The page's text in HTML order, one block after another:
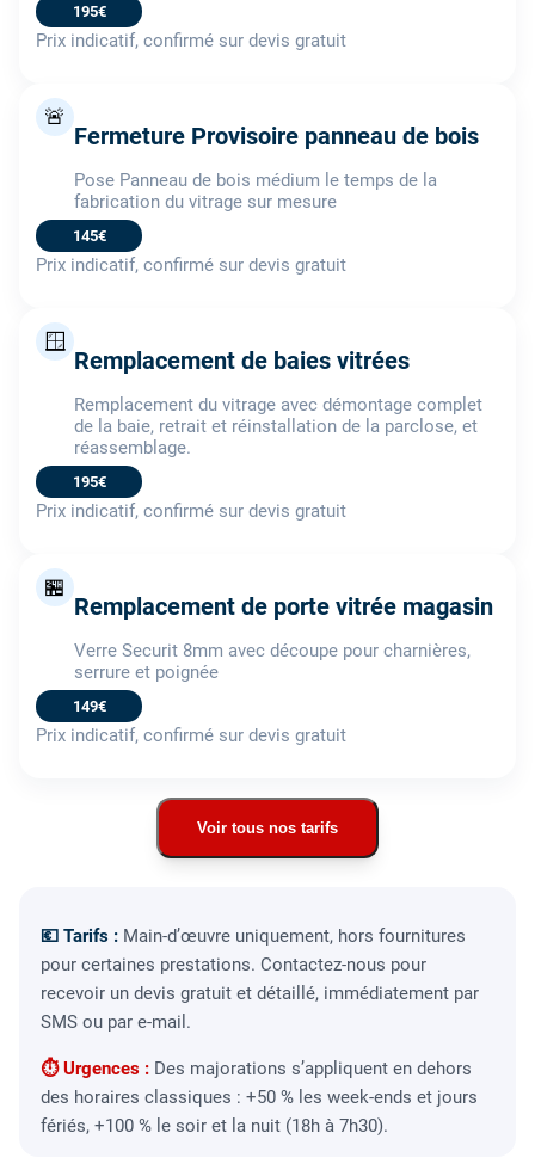
195€
Prix indicatif, confirmé sur devis gratuit
🚨
Fermeture Provisoire panneau de bois
Pose Panneau de bois médium le temps de la
fabrication du vitrage sur mesure
145€
Prix indicatif, confirmé sur devis gratuit
🪟
Remplacement de baies vitrées
Remplacement du vitrage avec démontage complet
de la baie, retrait et réinstallation de la parclose, et
réassemblage.
195€
Prix indicatif, confirmé sur devis gratuit
🏪
Remplacement de porte vitrée magasin
Verre Securit 8mm avec découpe pour charnières,
serrure et poignée
149€
Prix indicatif, confirmé sur devis gratuit
Voir tous nos tarifs
💶 Tarifs : Main-d’œuvre uniquement, hors fournitures
pour certaines prestations. Contactez-nous pour
recevoir un devis gratuit et détaillé, immédiatement par
SMS ou par e-mail.
⏱ Urgences : Des majorations s’appliquent en dehors
des horaires classiques : +50 % les week-ends et jours
fériés, +100 % le soir et la nuit (18h à 7h30).